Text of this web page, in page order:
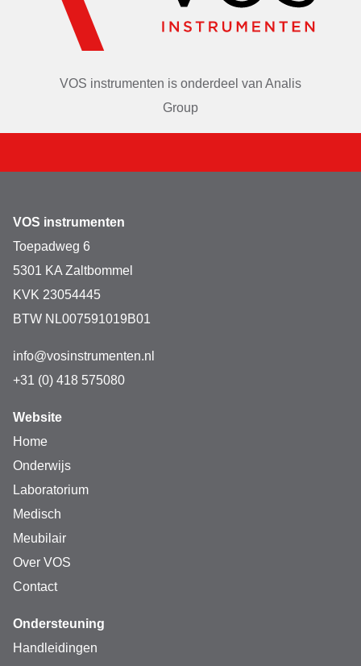
VOS instrumenten is onderdeel van Analis
Group
VOS instrumenten
Toepadweg 6
5301 KA Zaltbommel
KVK 23054445
BTW NL007591019B01
info@vosinstrumenten.nl
+31 (0) 418 575080
Website
Home
Onderwijs
Laboratorium
Medisch
Meubilair
Over VOS
Contact
Ondersteuning
Handleidingen